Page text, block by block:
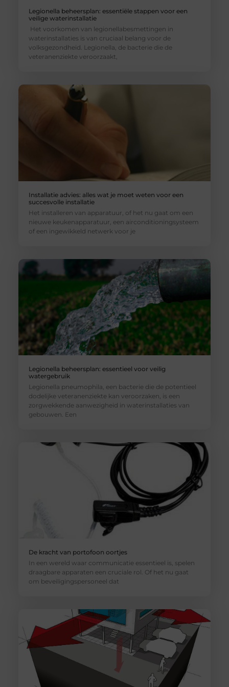
Legionella beheersplan: essentiële stappen voor een
veilige waterinstallatie
Het voorkomen van legionellabesmettingen in
waterinstallaties is van cruciaal belang voor de
volksgezondheid. Legionella, de bacterie die de
veteranenziekte veroorzaakt,
Installatie advies: alles wat je moet weten voor een
succesvolle installatie
Het installeren van apparatuur, of het nu gaat om een
nieuwe keukenapparatuur, een airconditioningsysteem
of een ingewikkeld netwerk voor je
Legionella beheersplan: essentieel voor veilig
watergebruik
Legionella pneumophila, een bacterie die de potentieel
dodelijke veteranenziekte kan veroorzaken, is een
zorgwekkende aanwezigheid in waterinstallaties van
gebouwen. Een
De kracht van portofoon oortjes
In een wereld waar communicatie essentieel is, spelen
draagbare apparaten een cruciale rol. Of het nu gaat
om beveiligingspersoneel dat